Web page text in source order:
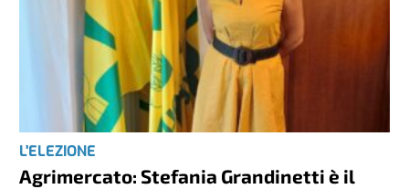
L'ELEZIONE
Agrimercato: Stefania Grandinetti è il